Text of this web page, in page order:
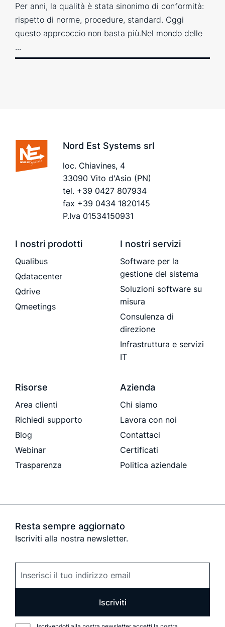
Per anni, la qualità è stata sinonimo di conformità:
rispetto di norme, procedure, standard. Oggi
questo apprcoccio non basta più.Nel mondo delle
...
Nord Est Systems srl
loc. Chiavines, 4
33090 Vito d'Asio (PN)
tel. +39 0427 807934
fax +39 0434 1820145
P.Iva 01534150931
I nostri prodotti
Qualibus
Qdatacenter
Qdrive
Qmeetings
I nostri servizi
Software per la
gestione del sistema
Soluzioni software su
misura
Consulenza di
direzione
Infrastruttura e servizi
IT
Risorse
Area clienti
Richiedi supporto
Blog
Webinar
Trasparenza
Azienda
Chi siamo
Lavora con noi
Contattaci
Certificati
Politica aziendale
Resta sempre aggiornato
Iscriviti alla nostra newsletter.
Iscriviti